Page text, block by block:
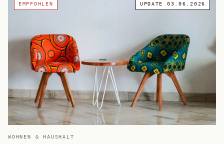
EMPFOHLEN UPDATE 03.06.2026
WOHNEN & HAUSHALT